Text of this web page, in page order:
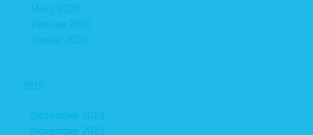
März 2020
Februar 2020
Januar 2020
2019
Dezember 2019
November 2019